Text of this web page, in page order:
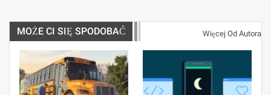
MOŻE CI SIĘ SPODOBAĆ Więcej Od Autora